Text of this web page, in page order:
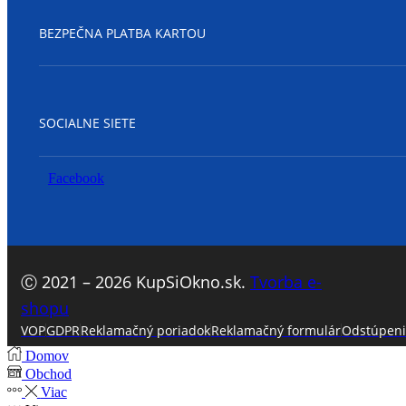
BEZPEČNA PLATBA KARTOU
SOCIALNE SIETE
Facebook
Ⓒ 2021 – 2026 KupSiOkno.sk. Tvorba e-
shopu
VOPGDPRReklamačný poriadokReklamačný formulár
Domov
Obchod
Viac